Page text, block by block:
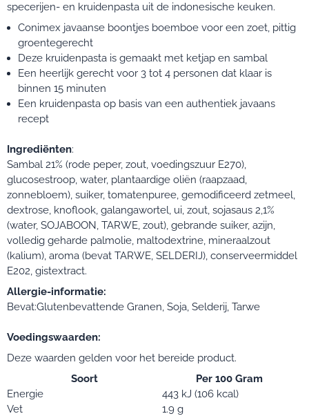
specerijen- en kruidenpasta uit de indonesische keuken.
Conimex javaanse boontjes boemboe voor een zoet, pittig
groentegerecht
Deze kruidenpasta is gemaakt met ketjap en sambal
Een heerlijk gerecht voor 3 tot 4 personen dat klaar is
binnen 15 minuten
Een kruidenpasta op basis van een authentiek javaans
recept
Ingrediënten:
Sambal 21% (rode peper, zout, voedingszuur E270),
glucosestroop, water, plantaardige oliën (raapzaad,
zonnebloem), suiker, tomatenpuree, gemodificeerd zetmeel,
dextrose, knoflook, galangawortel, ui, zout, sojasaus 2,1%
(water, SOJABOON, TARWE, zout), gebrande suiker, azijn,
volledig geharde palmolie, maltodextrine, mineraalzout
(kalium), aroma (bevat TARWE, SELDERIJ), conserveermiddel
E202, gistextract.
Allergie-informatie:
Bevat:Glutenbevattende Granen, Soja, Selderij, Tarwe
Voedingswaarden:
Deze waarden gelden voor het bereide product.
Soort
Per 100 Gram
Energie
443 kJ (106 kcal)
Vet
1.9 g